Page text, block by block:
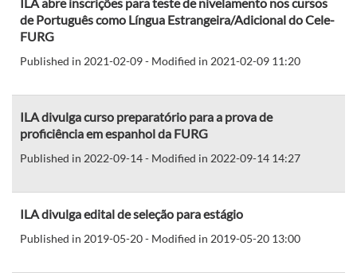
de Português como Língua Estrangeira/Adicional do Cele-
FURG
Published in 2021-02-09 - Modified in 2021-02-09 11:20
ILA divulga curso preparatório para a prova de
proficiência em espanhol da FURG
Published in 2022-09-14 - Modified in 2022-09-14 14:27
ILA divulga edital de seleção para estágio
Published in 2019-05-20 - Modified in 2019-05-20 13:00